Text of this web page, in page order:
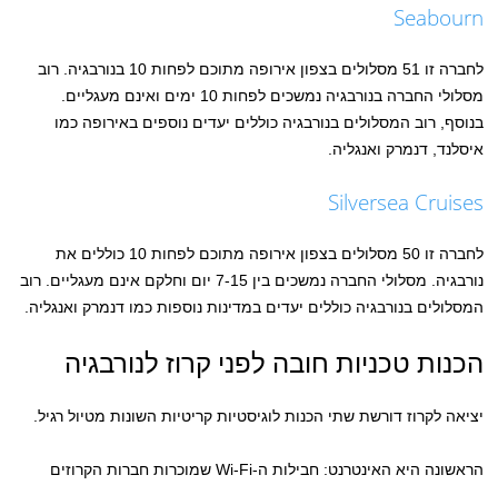
Seabourn
לחברה זו 51 מסלולים בצפון אירופה מתוכם לפחות 10 בנורבגיה. רוב
מסלולי החברה בנורבגיה נמשכים לפחות 10 ימים ואינם מעגליים.
בנוסף, רוב המסלולים בנורבגיה כוללים יעדים נוספים באירופה כמו
איסלנד, דנמרק ואנגליה.
Silversea Cruises
לחברה זו 50 מסלולים בצפון אירופה מתוכם לפחות 10 כוללים את
נורבגיה. מסלולי החברה נמשכים בין 7-15 יום וחלקם אינם מעגליים. רוב
המסלולים בנורבגיה כוללים יעדים במדינות נוספות כמו דנמרק ואנגליה.
הכנות טכניות חובה לפני קרוז לנורבגיה
יציאה לקרוז דורשת שתי הכנות לוגיסטיות קריטיות השונות מטיול רגיל.
הראשונה היא האינטרנט: חבילות ה-Wi-Fi שמוכרות חברות הקרוזים